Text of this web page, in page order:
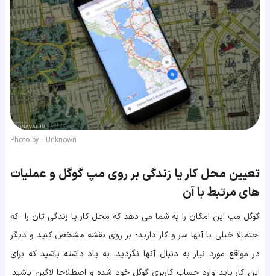
Photo by : Unknown
تعیین محل کار یا زندگی بر روی مپ گوگل و عملیات
های مرتبط با آن
گوگل مپ این امکان را به شما می دهد که محل کار یا زندگی تان را -که
احتمالا خیلی با آنها سر و کار دارید- بر روی نقشه مشخص کنید و دیگر
در مواقع مورد نیاز به دنبال آنها نگردید. به یاد داشته باشید که برای
این کار باید وارد حساب کاربری گوگل خود شده و اصطلاحا لاگین باشید.